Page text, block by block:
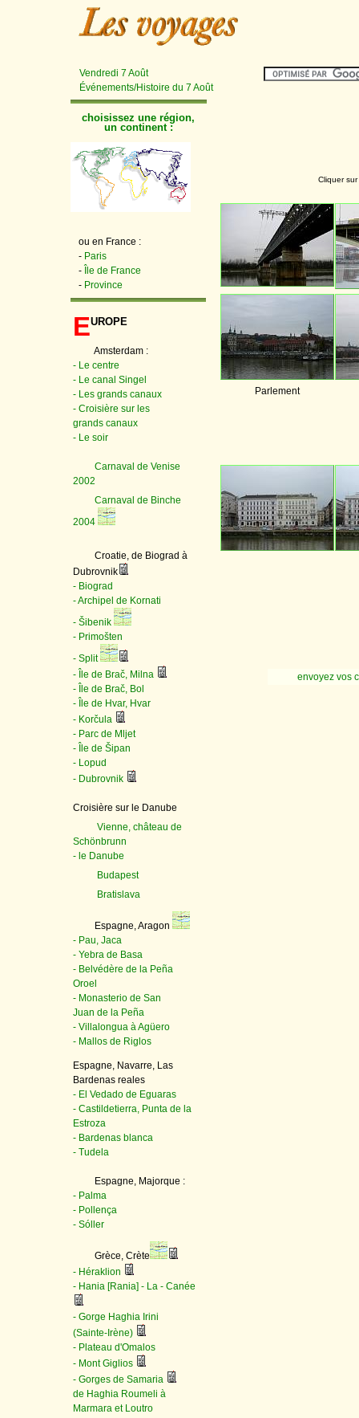
Vendredi 7 Août
Événements/Histoire du 7 Août
choisissez une région,
un continent :
ou en France :
- Paris
-
Île de France
- Province
Europe
Amsterdam :
- Le centre
- Le canal Singel
- Les grands canaux
- Croisière sur les
grands canaux
- Le soir
Carnaval de Venise
2002
Carnaval de Binche
2004
Croatie, de Biograd à
Dubrovnik
- Biograd
- Archipel de Kornati
- Šibenik
- Primošten
- Split
- Île de Brač, Milna
- Île de Brač, Bol
- Île de Hvar, Hvar
- Korčula
- Parc de Mljet
- Île de Šipan
- Lopud
- Dubrovnik
Croisière sur le Danube
Vienne, château de
Schönbrunn
- le Danube
Budapest
Bratislava
Espagne, Aragon
- Pau, Jaca
- Yebra de Basa
- Belvédère de la Peña
Oroel
- Monasterio de San
Juan de la Peña
- Villalongua à Agüero
- Mallos de Riglos
Espagne, Navarre, Las
Bardenas reales
- El Vedado de Eguaras
- Castildetierra, Punta de la
Estroza
- Bardenas blanca
- Tudela
Espagne, Majorque :
- Palma
- Pollença
- Sóller
Grèce, Crète
- Héraklion
- Hania [Rania] - La - Canée
- Gorge Haghia Irini
(Sainte-Irène)
- Plateau d'Omalos
- Mont Giglios
- Gorges de Samaria
de Haghia Roumeli à
Marmara et Loutro
Cliquer
Parlement
envoyez vos